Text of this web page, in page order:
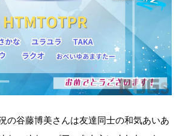
の谷藤博美さんは友達同士の和気あいあ